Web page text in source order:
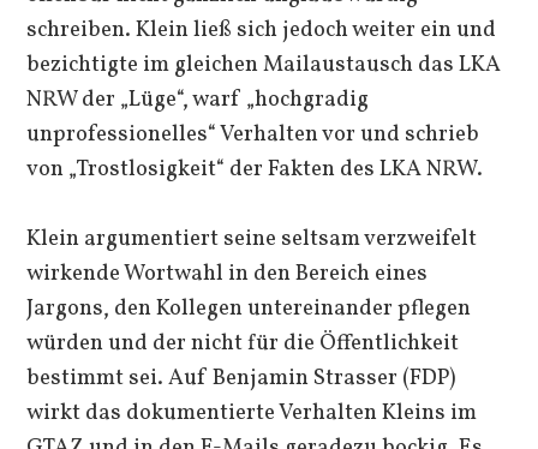
schreiben. Klein ließ sich jedoch weiter ein und
bezichtigte im gleichen Mailaustausch das LKA
NRW der „Lüge“, warf „hochgradig
unprofessionelles“ Verhalten vor und schrieb
von „Trostlosigkeit“ der Fakten des LKA NRW.
Klein argumentiert seine seltsam verzweifelt
wirkende Wortwahl in den Bereich eines
Jargons, den Kollegen untereinander pflegen
würden und der nicht für die Öffentlichkeit
bestimmt sei. Auf Benjamin Strasser (FDP)
wirkt das dokumentierte Verhalten Kleins im